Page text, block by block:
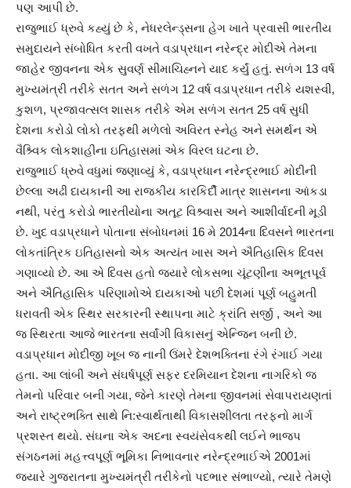
પણ આપી છે.
રાજુભાઈ ધ્રુવે કહ્યું છે કે, નેધરલેન્ડ્સના હેગ ખાતે પ્રવાસી ભારતીય
સમુદાયને સંબોધિત કરતી વખતે વડાપ્રધાન નરેન્દ્ર મોદીએ તેમના
જાહેર જીવનના એક સુવર્ણ સીમાચિહ્નને યાદ કર્યું હતું. સળંગ 13 વર્ષ
મુખ્યમંત્રી તરીકે સતત અને સળંગ 12 વર્ષ વડાપ્રધાન તરીકે યશસ્વી,
કુશળ, પ્રજાવત્સલ શાસક તરીકે એમ સળંગ સતત 25 વર્ષ સુધી
દેશના કરોડો લોકો તરફથી મળેલો અવિરત સ્નેહ અને સમર્થન એ
વૈશ્ર્વિક લોકશાહીના ઇતિહાસમાં એક વિરલ ઘટના છે.
રાજુભાઈ ધ્રુવે વધુમાં જણાવ્યું કે, વડાપ્રધાન નરેન્દ્રભાઈ મોદીની
છેલ્લા અઢી દાયકાની આ રાજકીય કારકિર્દી માત્ર શાસનના આંકડા
નથી, પરંતુ કરોડો ભારતીયોના અતૂટ વિશ્ર્વાસ અને આશીર્વાદની મૂડી
છે. ખુદ વડાપ્રધાને પોતાના સંબોધનમાં 16 મે 2014ના દિવસને ભારતના
લોકતાંત્રિક ઇતિહાસનો એક અત્યંત ખાસ અને ઐતિહાસિક દિવસ
ગણાવ્યો છે. આ એ દિવસ હતો જ્યારે લોકસભા ચૂંટણીના અભૂતપૂર્વ
અને ઐતિહાસિક પરિણામોએ દાયકાઓ પછી દેશમાં પૂર્ણ બહુમતી
ધરાવતી એક સ્થિર સરકારની સ્થાપના માટે ક્રાંતિ સર્જી , અને આ
જ સ્થિરતા આજે ભારતના સર્વાંગી વિકાસનું એન્જિન બની છે.
વડાપ્રધાન મોદીજી ખૂબ જ નાની ઉંમરે દેશભક્તિના રંગે રંગાઈ ગયા
હતા. આ લાંબી અને સંઘર્ષપૂર્ણ સફર દરમિયાન દેશના નાગરિકો જ
તેમનો પરિવાર બની ગયા, જેને કારણે તેમના જીવનમાં સેવાપરાયણતાં
અને રાષ્ટ્રભક્તિ સાથે નિ:સ્વાર્થતાથી વિકાસશીલતા તરફનો માર્ગ
પ્રશસ્ત થયો. સંઘના એક અદના સ્વયંસેવકથી લઈને ભાજપ
સંગઠનમાં મહત્ત્વપૂર્ણ ભૂમિકા નિભાવનાર નરેન્દ્રભાઈએ 2001માં
જ્યારે ગુજરાતના મુખ્યમંત્રી તરીકેનો પદભાર સંભાળ્યો, ત્યારે તેમણે